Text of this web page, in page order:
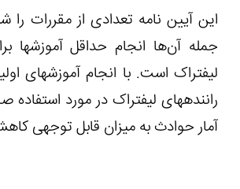
این آیین نامه تعدادی از مقررات را
جمله آن‌ها انجام حداقل آموزش‏ها
لیفتراک است. با انجام آموزش‏های
راننده‏های لیفتراک در مورد استفاده
آمار حوادث به میزان قابل توجهی